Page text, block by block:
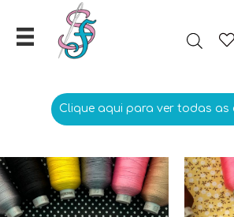
Clique aqui para ver todas as